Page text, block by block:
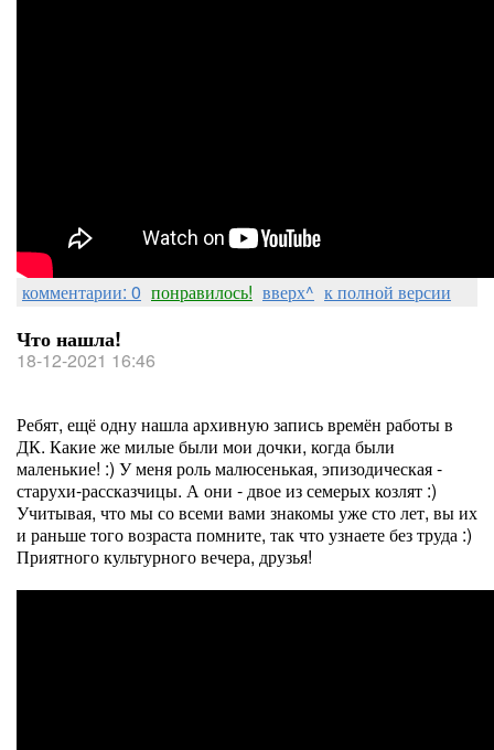
комментарии: 0 понравилось! вверх^ к полной версии
Что нашла!
18-12-2021 16:46
Ребят, ещё одну нашла архивную запись времён работы в
ДК. Какие же милые были мои дочки, когда были
маленькие! :) У меня роль малюсенькая, эпизодическая -
старухи-рассказчицы. А они - двое из семерых козлят :)
Учитывая, что мы со всеми вами знакомы уже сто лет, вы их
и раньше того возраста помните, так что узнаете без труда :)
Приятного культурного вечера, друзья!